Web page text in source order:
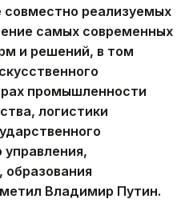
совместно реализуемых
самых современных
и решений, в том
промышленности
логистики
образования
Владимир Путин.